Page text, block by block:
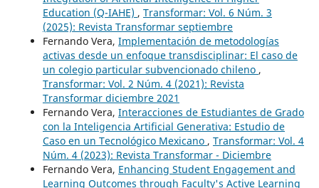
Education (Q-IAHE) , Transformar: Vol. 6 Núm. 3
(2025): Revista Transformar septiembre
Fernando Vera, Implementación de metodologías
activas desde un enfoque transdisciplinar: El caso de
un colegio particular subvencionado chileno ,
Transformar: Vol. 2 Núm. 4 (2021): Revista
Transformar diciembre 2021
Fernando Vera, Interacciones de Estudiantes de Grado
con la Inteligencia Artificial Generativa: Estudio de
Caso en un Tecnológico Mexicano , Transformar: Vol. 4
Núm. 4 (2023): Revista Transformar - Diciembre
Fernando Vera, Enhancing Student Engagement and
Learning Outcomes through Faculty's Active Learning